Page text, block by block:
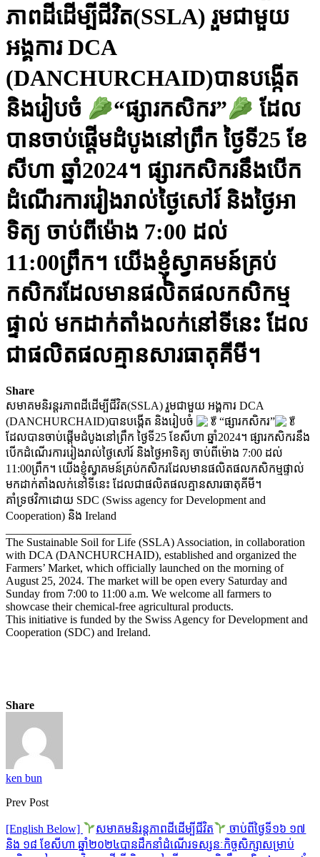
ភាពដីដើម្បីជីវិត(SSLA) រួមជាមួយ
អង្គការ DCA
(DANCHURCHAID)បានបង្កើត
និងរៀបចំ
“ផ្សារកសិករ”
ដែល
បានចាប់ផ្ដើមដំបូងនៅព្រឹក ថ្ងៃទី25 ខែ
សីហា ឆ្នាំ2024។ ផ្សារកសិករនឹងបើក
ដំណើរការរៀងរាល់ថ្ងៃសៅរ៍ និងថ្ងៃអា
ទិត្យ ចាប់ពីម៉ោង 7:00 ដល់
11:00ព្រឹក។ យើងខ្ញុំស្វាគមន៍គ្រប់
កសិករដែលមានផលិតផលកសិកម្ម
ផ្ទាល់ មកដាក់តាំងលក់នៅទីនេះ ដែល
ជាផលិតផលគ្មានសារធាតុគីមី។
Share
សមាគមនិរន្តរភាពដីដើម្បីជីវិត(SSLA) រួមជាមួយ អង្គការ DCA
(DANCHURCHAID)បានបង្កើត និងរៀបចំ
“ផ្សារកសិករ”
ដែលបានចាប់ផ្ដើមដំបូងនៅព្រឹក ថ្ងៃទី25 ខែសីហា ឆ្នាំ2024។ ផ្សារកសិករនឹង
បើកដំណើរការរៀងរាល់ថ្ងៃសៅរ៍ និងថ្ងៃអាទិត្យ ចាប់ពីម៉ោង 7:00 ដល់
11:00ព្រឹក។ យើងខ្ញុំស្វាគមន៍គ្រប់កសិករដែលមានផលិតផលកសិកម្មផ្ទាល់
មកដាក់តាំងលក់នៅទីនេះ ដែលជាផលិតផលគ្មានសារធាតុគីមី។
គាំទ្រថវិកាដោយ SDC (Swiss agency for Development and
Cooperation) និង Ireland
The Sustainable Soil for Life (SSLA) Association, in collaboration
with DCA (DANCHURCHAID), established and organized the
Farmers’ Market, which officially launched on the morning of
August 25, 2024. The market will be open every Saturday and
Sunday from 7:00 to 11:00 a.m. We welcome all farmers to
showcase their chemical-free agricultural products.
This initiative is funded by the Swiss Agency for Development and
Cooperation (SDC) and Ireland.
Share
ken bun
Prev Post
[English Below] សមាគមនិរន្តភាពដីដើម្បីជីវិត
ចាប់ពីថ្ងៃទី១៦ ១៧
និង ១៨ ខែសីហា ឆ្នាំ២០២៤បានដឹកនាំដំណើរទស្សនៈកិច្ចសិក្សាសម្រាប់